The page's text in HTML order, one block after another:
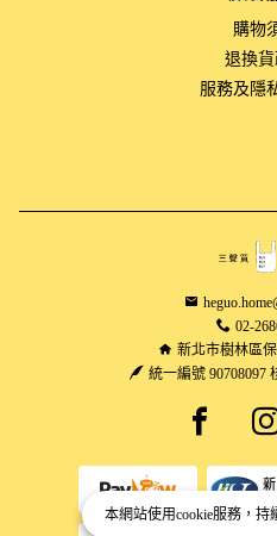
本網站使用cookie服務，持
購物
退換
服務及隱
02-
新北市樹林區
統一編號 90708097